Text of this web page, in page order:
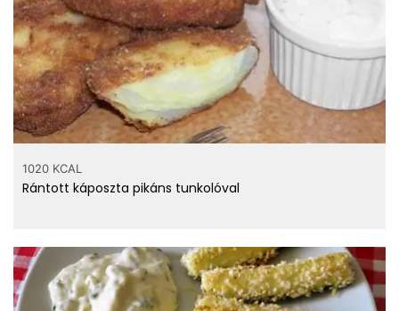
1020 KCAL
Rántott káposzta pikáns tunkolóval